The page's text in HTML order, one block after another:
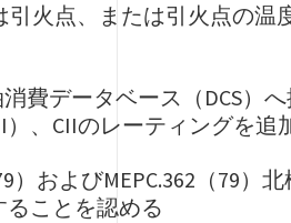
引火点、または引火点の
消費データベース（DCS）
）、CIIのレーティングを追
）およびMEPC.362（79
ことを認める